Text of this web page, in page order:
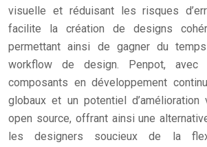
visuelle et réduisant les risques
facilite la création de designs
permettant ainsi de gagner du
workflow de design. Penpot,
composants en développement
globaux et un potentiel d’amélioration
open source, offrant ainsi une
les designers soucieux de la